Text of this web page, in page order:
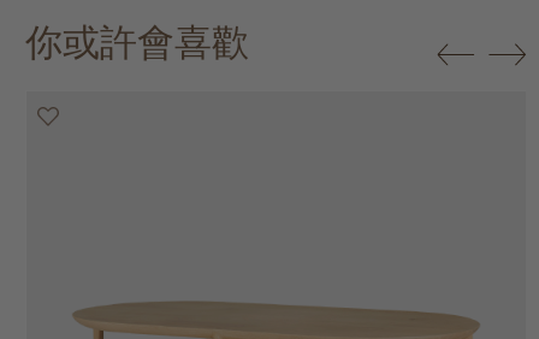
你或許會喜歡